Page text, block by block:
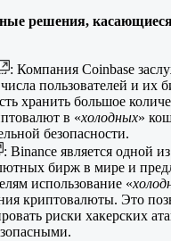
решения,
: Компания Coinbase
пользователей и их
хранить большое
в «холодных»
безопасности.
: Binance является одной
бирж в мире и
использование «
криптовалюты. Это
риски хакерских